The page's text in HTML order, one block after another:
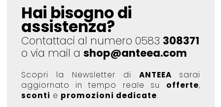
Hai bisogno di
assistenza?
Contattaci al numero 0583 308371
o via mail a shop@anteea.com
Scopri la Newsletter di ANTEEA sarai
aggiornato in tempo reale su offerte,
sconti e promozioni dedicate.